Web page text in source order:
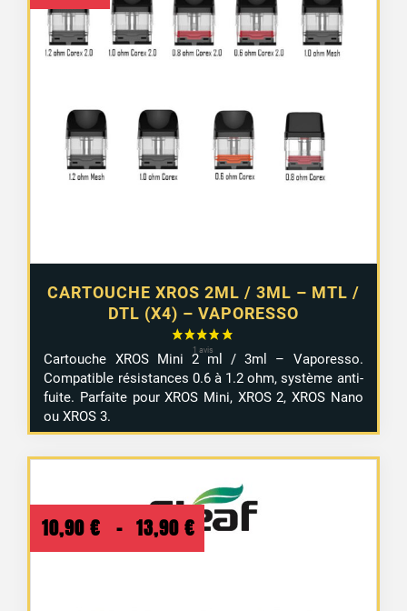
CARTOUCHE XROS 2ML / 3ML – MTL /
DTL (X4) – VAPORESSO
Cartouche XROS Mini 2 ml / 3ml – Vaporesso.
Compatible résistances 0.6 à 1.2 ohm, système anti-
fuite. Parfaite pour XROS Mini, XROS 2, XROS Nano
ou XROS 3.
10,90 € – 13,90 € Plage
de